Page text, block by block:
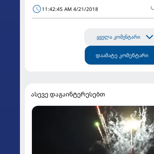
11:42:45 AM 4/21/2018
ყველა კომენტარი
დაამატე კომენტარი
ასევე დაგაინტერესებთ